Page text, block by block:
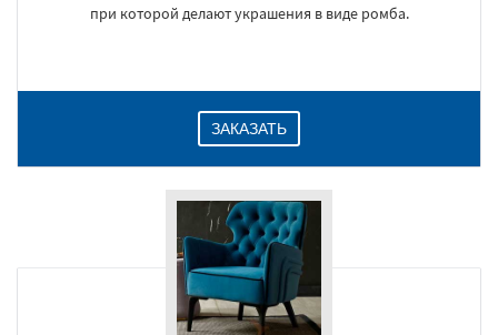
при которой делают украшения в виде ромба.
ЗАКАЗАТЬ